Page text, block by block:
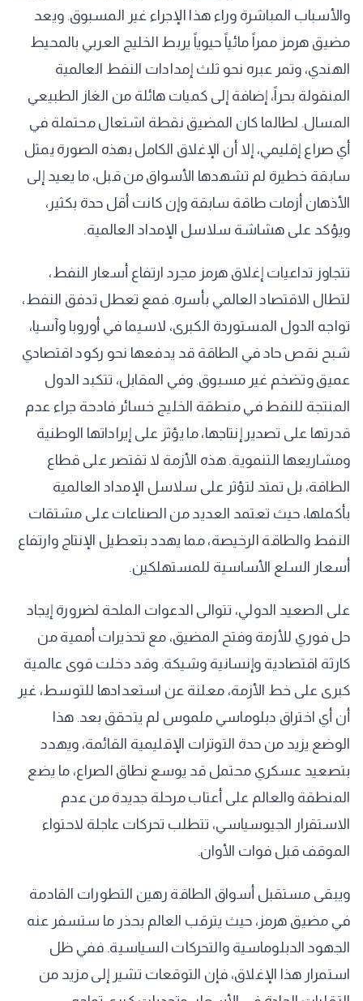
والأسباب المباشرة وراء هذا الإجراء غير المسبوق. ويعد
مضيق هرمز ممراً مائياً حيوياً يربط الخليج العربي بالمحيط
الهندي، وتمر عبره نحو ثلث إمدادات النفط العالمية
المنقولة بحراً، إضافة إلى كميات هائلة من الغاز الطبيعي
المسال. لطالما كان المضيق نقطة اشتعال محتملة في
أي صراع إقليمي، إلا أن الإغلاق الكامل بهذه الصورة يمثل
سابقة خطيرة لم تشهدها الأسواق من قبل، ما يعيد إلى
الأذهان أزمات طاقة سابقة وإن كانت أقل حدة بكثير،
ويؤكد على هشاشة سلاسل الإمداد العالمية.
تتجاوز تداعيات إغلاق هرمز مجرد ارتفاع أسعار النفط،
لتطال الاقتصاد العالمي بأسره. فمع تعطل تدفق النفط،
تواجه الدول المستوردة الكبرى، لاسيما في أوروبا وآسيا،
شبح نقص حاد في الطاقة قد يدفعها نحو ركود اقتصادي
عميق وتضخم غير مسبوق. وفي المقابل، تتكبد الدول
المنتجة للنفط في منطقة الخليج خسائر فادحة جراء عدم
قدرتها على تصدير إنتاجها، ما يؤثر على إيراداتها الوطنية
ومشاريعها التنموية. هذه الأزمة لا تقتصر على قطاع
الطاقة، بل تمتد لتؤثر على سلاسل الإمداد العالمية
بأكملها، حيث تعتمد العديد من الصناعات على مشتقات
النفط والطاقة الرخيصة، مما يهدد بتعطيل الإنتاج وارتفاع
أسعار السلع الأساسية للمستهلكين.
على الصعيد الدولي، تتوالى الدعوات الملحة لضرورة إيجاد
حل فوري للأزمة وفتح المضيق، مع تحذيرات أممية من
كارثة اقتصادية وإنسانية وشيكة. وقد دخلت قوى عالمية
كبرى على خط الأزمة، معلنة عن استعدادها للتوسط، غير
أن أي اختراق دبلوماسي ملموس لم يتحقق بعد. هذا
الوضع يزيد من حدة التوترات الإقليمية القائمة، ويهدد
بتصعيد عسكري محتمل قد يوسع نطاق الصراع، ما يضع
المنطقة والعالم على أعتاب مرحلة جديدة من عدم
الاستقرار الجيوسياسي، تتطلب تحركات عاجلة لاحتواء
الموقف قبل فوات الأوان.
ويبقى مستقبل أسواق الطاقة رهين التطورات القادمة
في مضيق هرمز، حيث يترقب العالم بحذر ما ستسفر عنه
الجهود الدبلوماسية والتحركات السياسية. ففي ظل
استمرار هذا الإغلاق، فإن التوقعات تشير إلى مزيد من